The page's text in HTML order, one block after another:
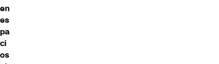
en
es
pa
ci
os